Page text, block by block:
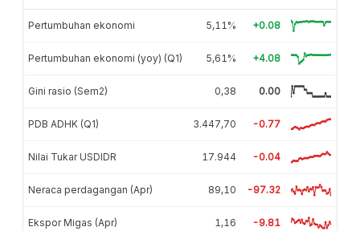
Pertumbuhan ekonomi 5,11% +0.08
Pertumbuhan ekonomi (yoy) (Q1) 5,61% +4.08
Gini rasio (Sem2) 0,38 0.00
PDB ADHK (Q1) 3.447,70 -0.77
Nilai Tukar USDIDR 17.944 -0.04
Neraca perdagangan (Apr) 89,10 -97.32
Ekspor Migas (Apr) 1,16 -9.81